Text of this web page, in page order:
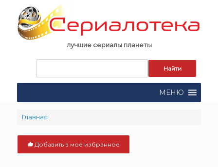
content
лучшие сериалы планеты
поиска:
МЕНЮ
Главная
Добавить в моё избранное